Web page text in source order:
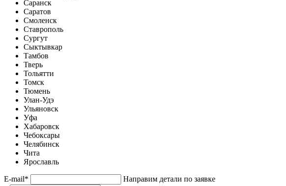
Саранск
Саратов
Смоленск
Ставрополь
Сургут
Сыктывкар
Тамбов
Тверь
Тольятти
Томск
Тюмень
Улан-Удэ
Ульяновск
Уфа
Хабаровск
Чебоксары
Челябинск
Чита
Ярославль
E-mail*
Направим детали по заявке